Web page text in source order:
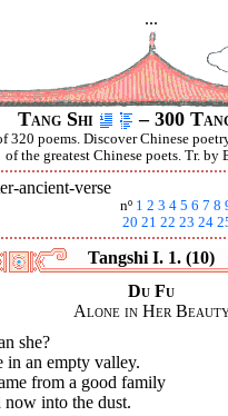
...
Tang Shi – 300
320 poems. Discover Chinese
of the greatest Chinese poets. Tr. by
ancient-verse
nº 1 2 3 4 5 6 7 8
20 21 22 23 24
Tangshi I. 1. (10)
Du Fu
Alone in Her
she?
in an empty valley.
from a good family
into the dust.